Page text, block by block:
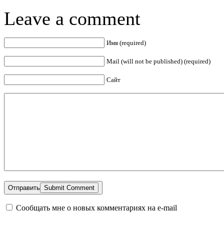
Leave a comment
Имя (required)
Mail (will not be published) (required)
Сайт
Отправить
Сообщать мне о новых комментариях на e-mail